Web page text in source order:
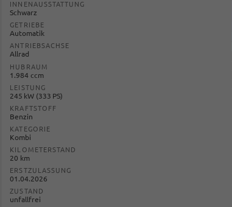
INNENAUSSTATTUNG
Schwarz
GETRIEBE
Automatik
ANTRIEBSACHSE
Allrad
HUBRAUM
1.984 ccm
LEISTUNG
245 kW (333 PS)
KRAFTSTOFF
Benzin
KATEGORIE
Kombi
KILOMETERSTAND
20 km
ERSTZULASSUNG
01.04.2026
ZUSTAND
unfallfrei